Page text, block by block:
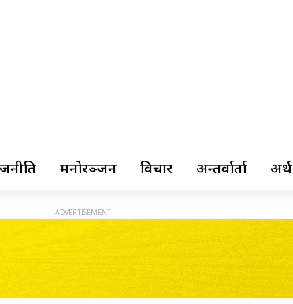
मनोरञ्जन विचार अन्तर्वार्ता अर्थ